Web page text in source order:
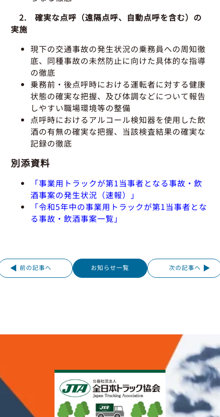
2. 確実な点呼（遠隔点呼、自動点呼を含む）の
実施
現下の交通事故の発生状況の乗務員への周知徹
底、同種事故の未然防止に向けた具体的な指導
の徹底
乗務前・後点呼時における運転者に対する健康
状態の確実な把握、及び体調などについて報告
しやすい職場環境等の整備
点呼時におけるアルコール検知器を使用した飲
酒の有無の確実な把握、当該検査結果の確実な
記録の徹底
別添資料
「事業用トラックが第1当事者となる事故・飲
酒事案の発生状況（速報）」
「令和5年中の事業用トラックが第1当事者とな
る事故・飲酒事案一覧」
前の記事へ お知らせ一覧 次の記事へ